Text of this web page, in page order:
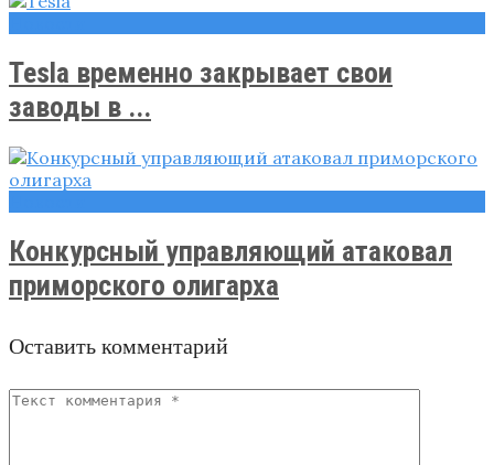
Tesla временно закрывает свои
заводы в ...
Конкурсный управляющий атаковал
приморского олигарха
Оставить комментарий